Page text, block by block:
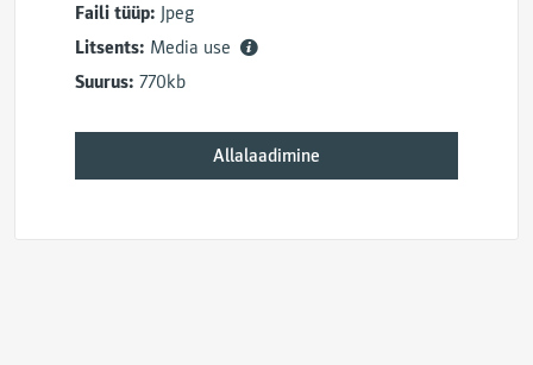
Faili tüüp: Jpeg
Litsents: Media use
Suurus: 770kb
Allalaadimine